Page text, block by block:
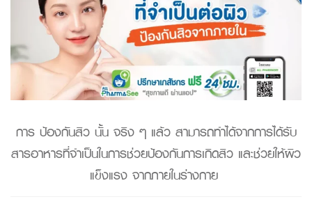
การ ป้องกันสิว นั้น จริง ๆ แล้ว สามารถทำได้จากการได้รับ
สารอาหารที่จำเป็นในการช่วยป้องกันการเกิดสิว และช่วยให้ผิว
แข็งแรง จากภายในร่างกาย